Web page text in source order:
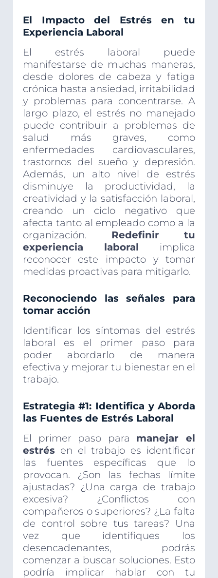
El Impacto del Estrés en tu
Experiencia Laboral
El estrés laboral puede
manifestarse de muchas maneras,
desde dolores de cabeza y fatiga
crónica hasta ansiedad, irritabilidad
y problemas para concentrarse. A
largo plazo, el estrés no manejado
puede contribuir a problemas de
salud más graves, como
enfermedades cardiovasculares,
trastornos del sueño y depresión.
Además, un alto nivel de estrés
disminuye la productividad, la
creatividad y la satisfacción laboral,
creando un ciclo negativo que
afecta tanto al empleado como a la
organización. Redefinir tu
experiencia laboral implica
reconocer este impacto y tomar
medidas proactivas para mitigarlo.
Reconociendo las señales para
tomar acción
Identificar los síntomas del estrés
laboral es el primer paso para
poder abordarlo de manera
efectiva y mejorar tu bienestar en el
trabajo.
Estrategia #1: Identifica y Aborda
las Fuentes de Estrés Laboral
El primer paso para manejar el
estrés en el trabajo es identificar
las fuentes específicas que lo
provocan. ¿Son las fechas límite
ajustadas? ¿Una carga de trabajo
excesiva? ¿Conflictos con
compañeros o superiores? ¿La falta
de control sobre tus tareas? Una
vez que identifiques los
desencadenantes, podrás
comenzar a buscar soluciones. Esto
podría implicar hablar con tu